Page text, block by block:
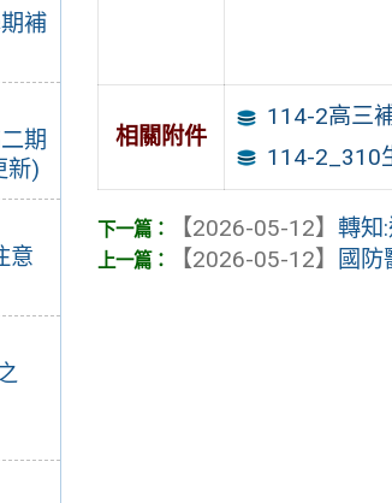
補
期
新)
意
相關附件
114-2高三
114-2_310
【2026-05-12】轉知
【2026-05-12】
國